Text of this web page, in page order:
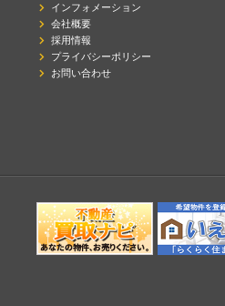
インフォメーション
会社概要
採用情報
プライバシーポリシー
お問い合わせ